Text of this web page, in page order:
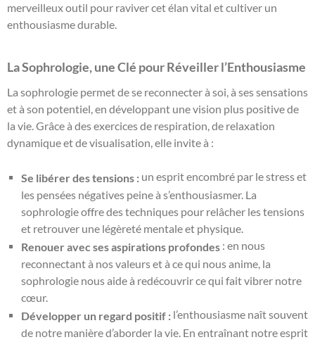
merveilleux outil pour raviver cet élan vital et cultiver un
enthousiasme durable.
La Sophrologie, une Clé pour Réveiller l’Enthousiasme
La sophrologie permet de se reconnecter à soi, à ses sensations
et à son potentiel, en développant une vision plus positive de
la vie. Grâce à des exercices de respiration, de relaxation
dynamique et de visualisation, elle invite à :
Se libérer des tensions : un esprit encombré par le stress et
les pensées négatives peine à s’enthousiasmer. La
sophrologie offre des techniques pour relâcher les tensions
et retrouver une légèreté mentale et physique.
Renouer avec ses aspirations profondes : en nous
reconnectant à nos valeurs et à ce qui nous anime, la
sophrologie nous aide à redécouvrir ce qui fait vibrer notre
cœur.
Développer un regard positif : l’enthousiasme naît souvent
de notre manière d’aborder la vie. En entraînant notre esprit